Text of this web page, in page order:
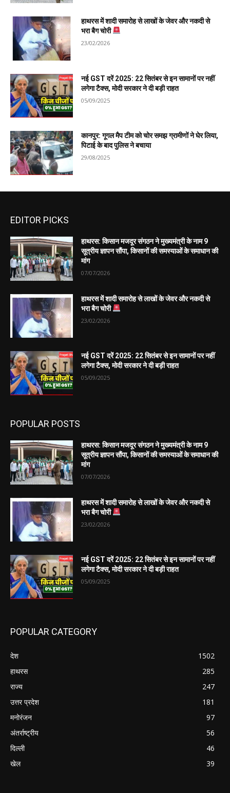
हाथरस में शादी समारोह से लाखों के जेवर और नकदी से
भरा बैग चोरी
23/02/2026
नई GST दरें 2025: 22 सितंबर से इन सामानों पर नहीं
लगेगा टैक्स, मोदी सरकार ने दी बड़ी राहत
05/09/2025
कानपुर: गूगल मैप टीम को चोर समझ ग्रामीणों ने घेर लिया,
पिटाई के बाद पुलिस ने बचाया
29/08/2025
EDITOR PICKS
हाथरस: किसान मजदूर संगठन ने मुख्यमंत्री के नाम 9
सूत्रीय ज्ञापन सौंपा, किसानों की समस्याओं के समाधान की
मांग
07/07/2026
हाथरस में शादी समारोह से लाखों के जेवर और नकदी से
भरा बैग चोरी
23/02/2026
नई GST दरें 2025: 22 सितंबर से इन सामानों पर नहीं
लगेगा टैक्स, मोदी सरकार ने दी बड़ी राहत
05/09/2025
POPULAR POSTS
हाथरस: किसान मजदूर संगठन ने मुख्यमंत्री के नाम 9
सूत्रीय ज्ञापन सौंपा, किसानों की समस्याओं के समाधान की
मांग
07/07/2026
हाथरस में शादी समारोह से लाखों के जेवर और नकदी से
भरा बैग चोरी
23/02/2026
नई GST दरें 2025: 22 सितंबर से इन सामानों पर नहीं
लगेगा टैक्स, मोदी सरकार ने दी बड़ी राहत
05/09/2025
POPULAR CATEGORY
देश
1502
हाथरस
285
राज्य
247
उत्तर प्रदेश
181
मनोरंजन
97
अंतर्राष्ट्रीय
56
दिल्ली
46
खेल
39